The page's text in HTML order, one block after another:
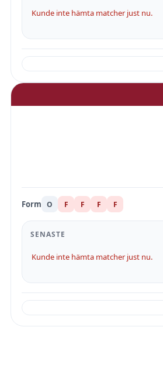
Kunde inte hämta matcher just nu.
Form O F F F F
SENASTE
Kunde inte hämta matcher just nu.